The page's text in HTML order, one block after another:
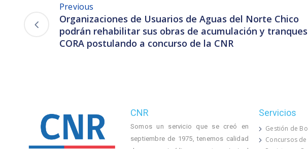
Previous
Organizaciones de Usuarios de Aguas del Norte Chico
podrán rehabilitar sus obras de acumulación y tranques
CORA postulando a concurso de la CNR
CNR
Somos un servicio que se creó en
septiembre de 1975, tenemos calidad
Servicios
Gestión de
Concursos